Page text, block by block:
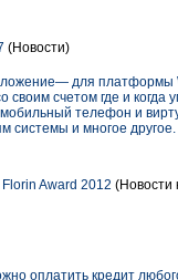
(Новости)
для
счетом где и
телефон и
системы и многое другое.
Award 2012 (Новости
оплатить кредит